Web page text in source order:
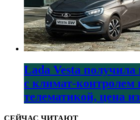
Lada Vesta
с климат-контролем
телематикой, цена